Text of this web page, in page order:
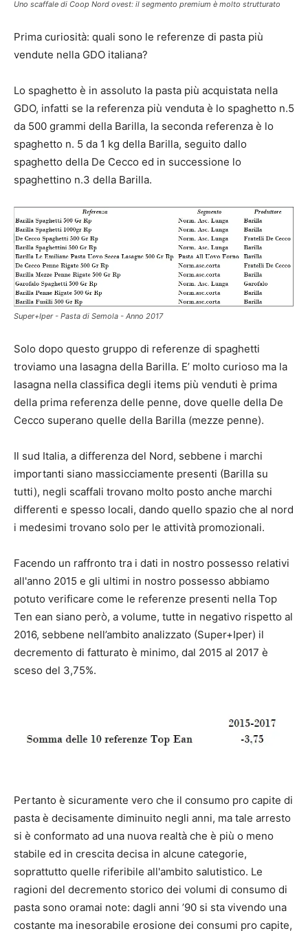
Uno scaffale di Coop Nord ovest: il segmento premium è molto strutturato
Prima curiosità: quali sono le referenze di pasta più
vendute nella GDO italiana?
Lo spaghetto è in assoluto la pasta più acquistata nella
GDO, infatti se la referenza più venduta è lo spaghetto n.5
da 500 grammi della Barilla, la seconda referenza è lo
spaghetto n. 5 da 1 kg della Barilla, seguito dallo
spaghetto della De Cecco ed in successione lo
spaghettino n.3 della Barilla.
Super+Iper - Pasta di Semola - Anno 2017
Solo dopo questo gruppo di referenze di spaghetti
troviamo una lasagna della Barilla. E’ molto curioso ma la
lasagna nella classifica degli items più venduti è prima
della prima referenza delle penne, dove quelle della De
Cecco superano quelle della Barilla (mezze penne).
Il sud Italia, a differenza del Nord, sebbene i marchi
importanti siano massicciamente presenti (Barilla su
tutti), negli scaffali trovano molto posto anche marchi
differenti e spesso locali, dando quello spazio che al nord
i medesimi trovano solo per le attività promozionali.
Facendo un raffronto tra i dati in nostro possesso relativi
all'anno 2015 e gli ultimi in nostro possesso abbiamo
potuto verificare come le referenze presenti nella Top
Ten ean siano però, a volume, tutte in negativo rispetto al
2016, sebbene nell’ambito analizzato (Super+Iper) il
decremento di fatturato è minimo, dal 2015 al 2017 è
sceso del 3,75%.
Pertanto è sicuramente vero che il consumo pro capite di
pasta è decisamente diminuito negli anni, ma tale arresto
si è conformato ad una nuova realtà che è più o meno
stabile ed in crescita decisa in alcune categorie,
soprattutto quelle riferibile all'ambito salutistico. Le
ragioni del decremento storico dei volumi di consumo di
pasta sono oramai note: dagli anni ’90 si sta vivendo una
costante ma inesorabile erosione dei consumi pro capite,